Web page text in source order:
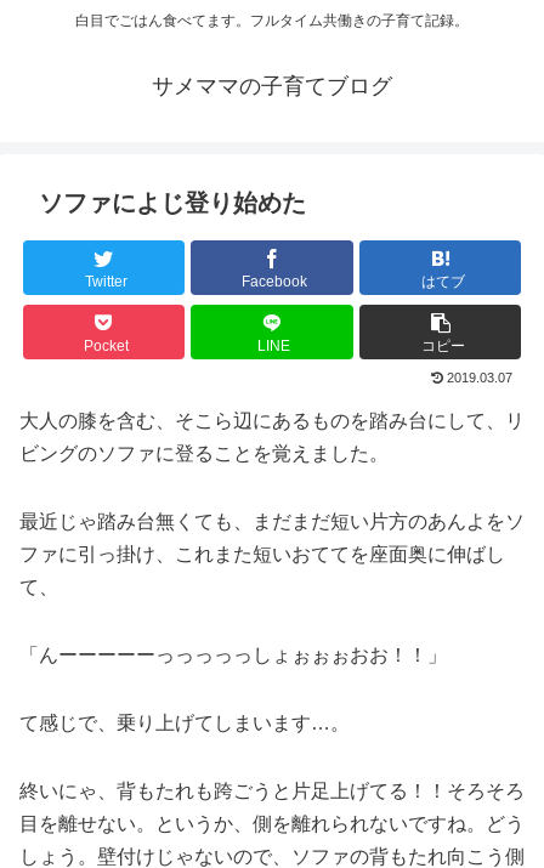
白目でごはん食べてます。フルタイム共働きの子育て記録。
サメママの子育てブログ
ソファによじ登り始めた
Twitter Facebook はてブ
Pocket LINE コピー
2019.03.07
大人の膝を含む、そこら辺にあるものを踏み台にして、リ
ビングのソファに登ることを覚えました。
最近じゃ踏み台無くても、まだまだ短い片方のあんよをソ
ファに引っ掛け、これまた短いおててを座面奥に伸ばし
て、
「んーーーーーっっっっっしょぉぉぉおお！！」
て感じで、乗り上げてしまいます…。
終いにゃ、背もたれも跨ごうと片足上げてる！！そろそろ
目を離せない。というか、側を離れられないですね。どう
しょう。壁付けじゃないので、ソファの背もたれ向こう側